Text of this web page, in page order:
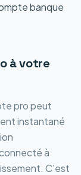
banque
à votre
pro peut
instantané
à
C'est